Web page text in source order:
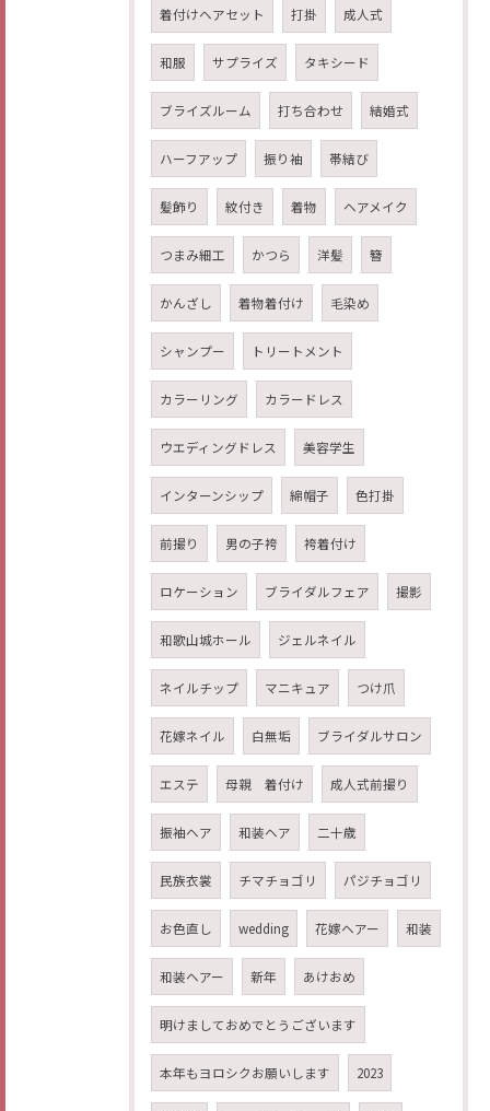
着付けヘアセット 打掛 成人式
和服 サプライズ タキシード
ブライズルーム 打ち合わせ 結婚式
ハーフアップ 振り袖 帯結び
髪飾り 紋付き 着物 ヘアメイク
つまみ細工 かつら 洋髪 簪
かんざし 着物着付け 毛染め
シャンプー トリートメント
カラーリング カラードレス
ウエディングドレス 美容学生
インターンシップ 綿帽子 色打掛
前撮り 男の子袴 袴着付け
ロケーション ブライダルフェア 撮影
和歌山城ホール ジェルネイル
ネイルチップ マニキュア つけ爪
花嫁ネイル 白無垢 ブライダルサロン
エステ 母親 着付け 成人式前撮り
振袖ヘア 和装ヘア 二十歳
民族衣裳 チマチョゴリ パジチョゴリ
お色直し wedding 花嫁ヘアー 和装
和装ヘアー 新年 あけおめ
明けましておめでとうございます
本年もヨロシクお願いします 2023